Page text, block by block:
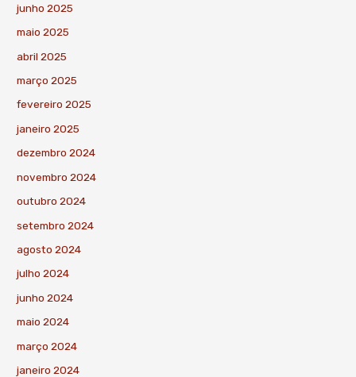
junho 2025
maio 2025
abril 2025
março 2025
fevereiro 2025
janeiro 2025
dezembro 2024
novembro 2024
outubro 2024
setembro 2024
agosto 2024
julho 2024
junho 2024
maio 2024
março 2024
janeiro 2024